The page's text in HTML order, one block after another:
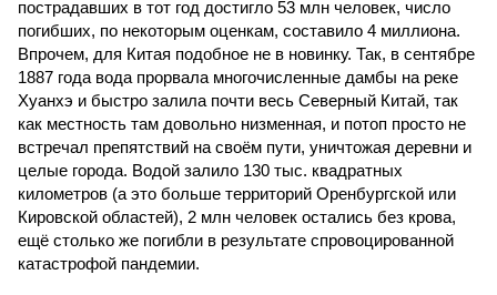
пострадавших в тот год достигло 53 млн человек, число
погибших, по некоторым оценкам, составило 4 миллиона.
Впрочем, для Китая подобное не в новинку. Так, в сентябре
1887 года вода прорвала многочисленные дамбы на реке
Хуанхэ и быстро залила почти весь Северный Китай, так
как местность там довольно низменная, и потоп просто не
встречал препятствий на своём пути, уничтожая деревни и
целые города. Водой залило 130 тыс. квадратных
километров (а это больше территорий Оренбургской или
Кировской областей), 2 млн человек остались без крова,
ещё столько же погибли в результате спровоцированной
катастрофой пандемии.